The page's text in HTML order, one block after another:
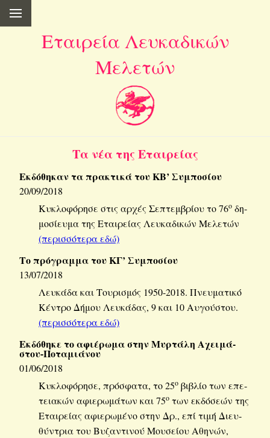
Εταιρεία Λευκαδικών
Μελετών
Τα νέα της Εται­ρεί­ας
Εκ­δό­θη­καν τα πρα­κτι­κά του ΚΒ’ Συ­μπο­σί­ου
20/09/2018
Κυ­κλο­φό­ρη­σε στις αρχές Σε­πτεμ­βρί­ου το 76ο δη­
μο­σί­ευ­μα της Εται­ρεί­ας Λευ­κα­δι­κών Με­λε­τών
(πε­ρισ­σό­τε­ρα εδώ)
Το πρό­γραμ­μα του ΚΓ’ Συ­μπο­σί­ου
13/07/2018
Λευ­κά­δα και Του­ρι­σμός 1950-2018. Πνευ­μα­τι­κό
Κέ­ντρο Δήμου Λευ­κά­δας, 9 και 10 Αυ­γού­στου.
(πε­ρισ­σό­τε­ρα εδώ)
Εκ­δό­θη­κε το αφιέ­ρω­μα στην Μυρ­τά­λη Αχει­μά­
στου-Πο­τα­μιά­νου
01/06/2018
Κυ­κλο­φό­ρη­σε, πρό­σφα­τα, το 25ο βι­βλίο των επε­
τεια­κών αφιε­ρω­μά­των και 75ο των εκ­δό­σε­ών της
Εται­ρεί­ας αφιε­ρω­μέ­νο στην Δρ., επί τιμή Διευ­
θύ­ντρια του Βυ­ζα­ντι­νού Μου­σεί­ου Αθη­νών,